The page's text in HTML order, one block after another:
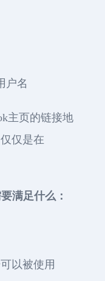
户名
主页的链接地
仅是在
满足什么：
以被使用